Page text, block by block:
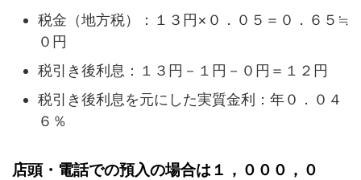
税金（地方税）：１３円×０．０５＝０．６５≒
０円
税引き後利息：１３円－１円－０円＝１２円
税引き後利息を元にした実質金利：年０．０４
６％
店頭・電話での預入の場合は１，０００，０